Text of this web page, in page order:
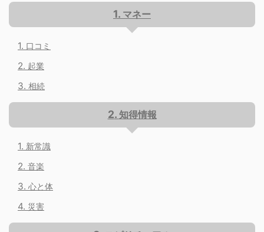
マネー
口コミ
起業
相続
知得情報
新常識
音楽
心と体
災害